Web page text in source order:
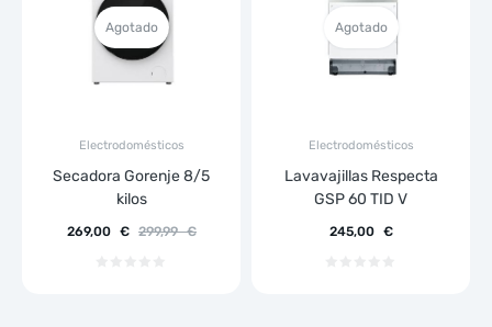
Agotado
Electrodomésticos
Secadora Gorenje 8/5
kilos
299,99 €
269,00 €
Agotado
Electrodomésticos
Lavavajillas Respecta
GSP 60 TID V
245,00 €